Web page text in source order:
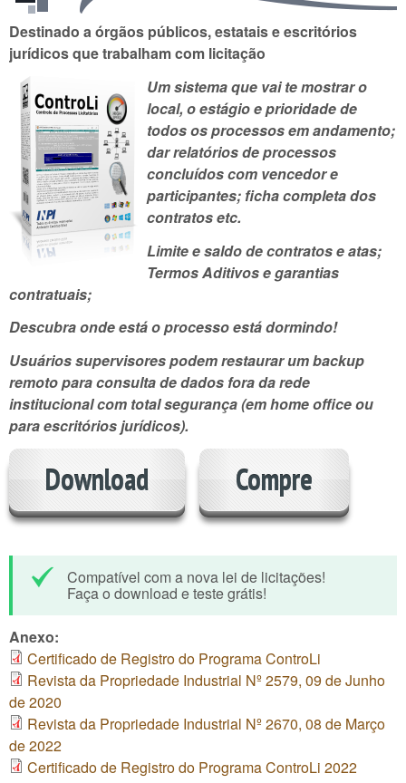
Destinado a órgãos públicos, estatais e escritórios
jurídicos que trabalham com licitação
Um sistema que vai te mostrar o
local, o estágio e prioridade de
todos os processos em andamento;
dar relatórios de processos
concluídos com vencedor e
participantes; ficha completa dos
contratos etc.
Limite e saldo de contratos e atas;
Termos Aditivos e garantias
contratuais;
Descubra onde está o processo está dormindo!
Usuários supervisores podem restaurar um backup
remoto para consulta de dados fora da rede
institucional com total segurança (em home office ou
para escritórios jurídicos).
Download Compre
Compatível com a nova lei de licitações!
Faça o download e teste grátis!
Anexo:
Certificado de Registro do Programa ControLi
Revista da Propriedade Industrial Nº 2579, 09 de Junho
de 2020
Revista da Propriedade Industrial Nº 2670, 08 de Março
de 2022
Certificado de Registro do Programa ControLi 2022